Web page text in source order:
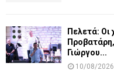
Πελετά: Οι
Γιώργου...
10/08/2026